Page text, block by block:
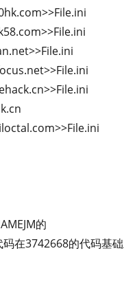
的
在3742668的代码基